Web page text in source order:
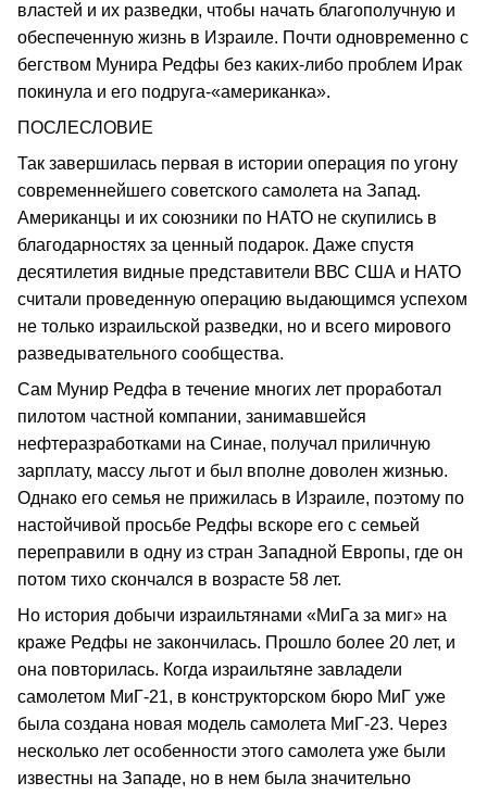
властей и их разведки, чтобы начать благополучную и
обеспеченную жизнь в Израиле. Почти одновременно с
бегством Мунира Редфы без каких-либо проблем Ирак
покинула и его подруга-«американка».
ПОСЛЕСЛОВИЕ
Так завершилась первая в истории операция по угону
современнейшего советского самолета на Запад.
Американцы и их союзники по НАТО не скупились в
благодарностях за ценный подарок. Даже спустя
десятилетия видные представители ВВС США и НАТО
считали проведенную операцию выдающимся успехом
не только израильской разведки, но и всего мирового
разведывательного сообщества.
Сам Мунир Редфа в течение многих лет проработал
пилотом частной компании, занимавшейся
нефтеразработками на Синае, получал приличную
зарплату, массу льгот и был вполне доволен жизнью.
Однако его семья не прижилась в Израиле, поэтому по
настойчивой просьбе Редфы вскоре его с семьей
переправили в одну из стран Западной Европы, где он
потом тихо скончался в возрасте 58 лет.
Но история добычи израильтянами «МиГа за миг» на
краже Редфы не закончилась. Прошло более 20 лет, и
она повторилась. Когда израильтяне завладели
самолетом МиГ-21, в конструкторском бюро МиГ уже
была создана новая модель самолета МиГ-23. Через
несколько лет особенности этого самолета уже были
известны на Западе, но в нем была значительно